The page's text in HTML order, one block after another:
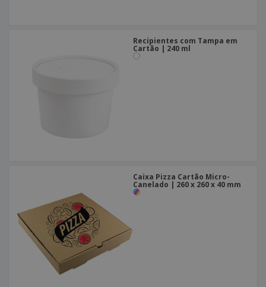
Recipientes com Tampa em
Cartão | 240 ml
Caixa Pizza Cartão Micro-
Canelado | 260 x 260 x 40 mm